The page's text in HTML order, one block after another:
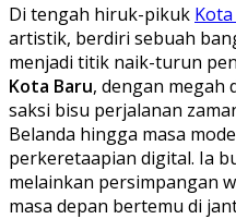
Di tengah hiruk-pikuk
artistik, berdiri sebuah
menjadi titik naik-turun
Kota Baru, dengan megah
saksi bisu perjalanan
Belanda hingga masa
perkeretaapian digital. Ia
melainkan persimpangan
masa depan bertemu di